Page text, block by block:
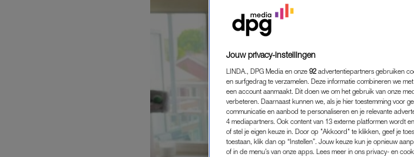
Jouw privacy-instellingen
LINDA., DPG Media en onze 92 advertentiepartners gebruiken
en surfgedrag te verzamelen. Deze informatie combineren we
een account aanmaakt. Dit doen we om het gebruik van onze
verbeteren. Daarnaast kunnen we, als je hier toestemming voor
communicatie en aanbod te personaliseren en je relevante
4 mediapartners. Ook content van 13 externe platformen wordt
of stel je eigen keuze in. Door op "Akkoord" te klikken, geef je
toestaan, klik dan op “Instellen”. Jouw keuze kun je opnieuw
of in de menu’s van onze apps. Lees meer in ons privacy- en